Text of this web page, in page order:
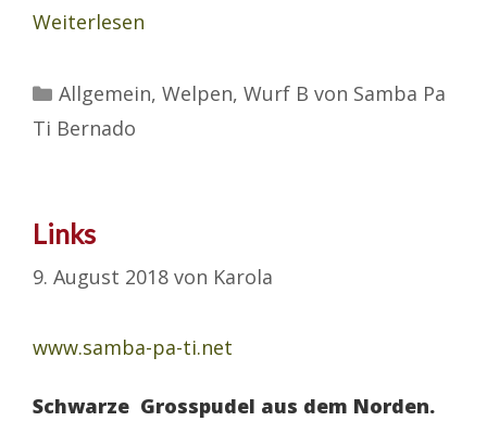
Weiterlesen
Kategorien
Allgemein, Welpen, Wurf B von Samba Pa
Ti Bernado
Links
9. August 2018 von Karola
www.samba-pa-ti.net
Schwarze Grosspudel aus dem Norden.